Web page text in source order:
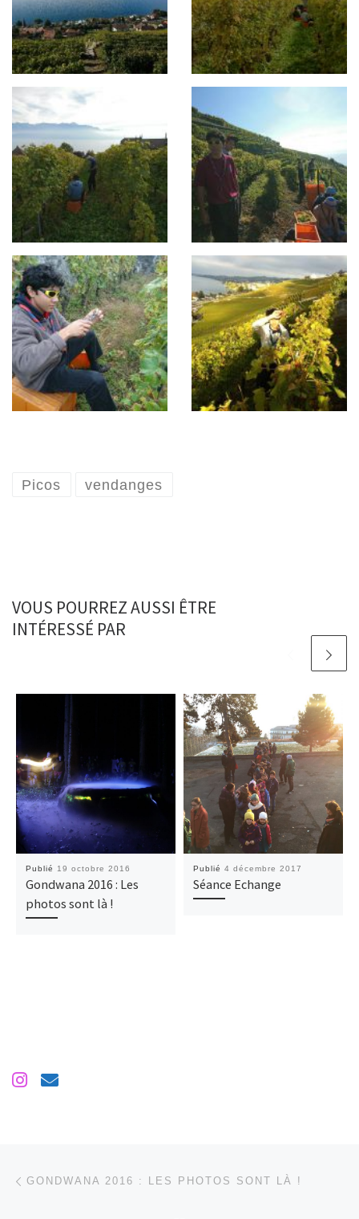
Picos vendanges
VOUS POURREZ AUSSI ÊTRE
INTÉRESSÉ PAR
Publié 19 octobre 2016
Gondwana 2016 : Les
photos sont là !
Publié 4 décembre 2017
Séance Echange
Parcourir les articles
GONDWANA 2016 : LES PHOTOS SONT LÀ !